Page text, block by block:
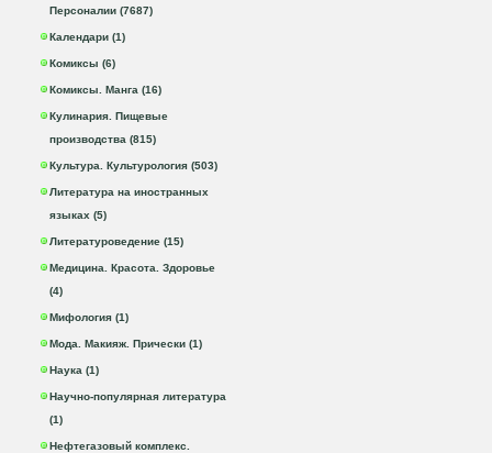
Персоналии (7687)
Календари (1)
Комиксы (6)
Комиксы. Манга (16)
Кулинария. Пищевые
производства (815)
Культура. Культурология (503)
Литература на иностранных
языках (5)
Литературоведение (15)
Медицина. Красота. Здоровье
(4)
Мифология (1)
Мода. Макияж. Прически (1)
Наука (1)
Научно-популярная литература
(1)
Нефтегазовый комплекс.